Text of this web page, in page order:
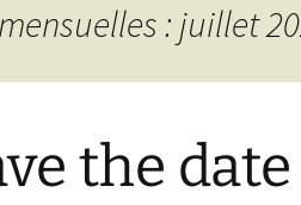
: juillet
the